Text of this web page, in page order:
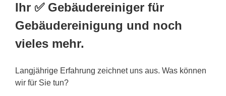
Ihr ✅ Gebäudereiniger für
Gebäudereinigung und noch
vieles mehr.
Langjährige Erfahrung zeichnet uns aus. Was können
wir für Sie tun?